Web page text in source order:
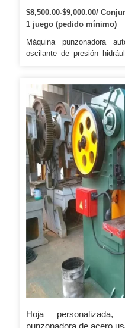
fabricación de ollas a
$8,500.00-$9,000.00/
1 juego (pedido mínimo)
Máquina punzonadora
oscilante de presión
bolsas tipo camiseta
100kn Viga oscilante con
Lavado de velocidad de
y hacia abajo Distancia
Tamaño de la mesa
eléctrica 1,1 kw Cómo
Maquinaria Co., Ltd. del
Ruihua Dirección:
Shangwang Street,
65165355 Mob: +86
+86 18958856105 Skype:
Hoja
punzonadora de acero